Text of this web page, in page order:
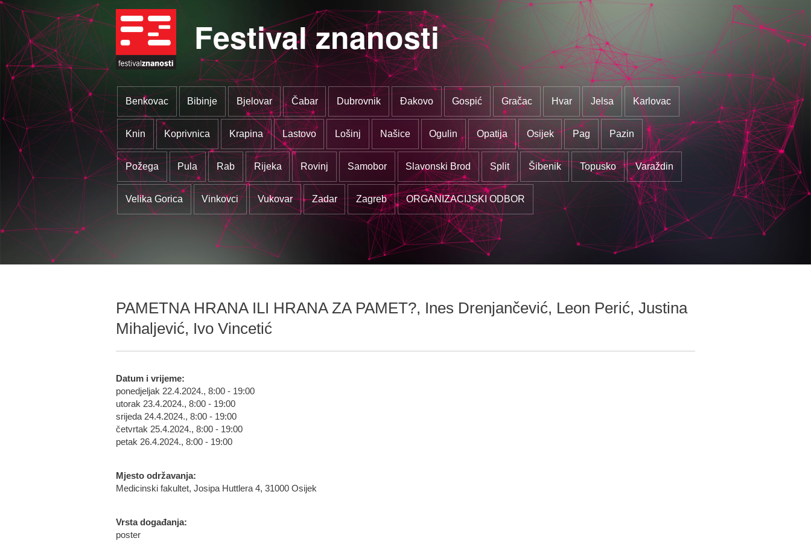
Festival znanosti
Benkovac Bibinje Bjelovar Čabar Dubrovnik Đakovo Gospić Gračac Hvar Jelsa Karlovac
Knin Koprivnica Krapina Lastovo Lošinj Našice Ogulin Opatija Osijek Pag Pazin
Požega Pula Rab Rijeka Rovinj Samobor Slavonski Brod Split Šibenik Topusko Varaždin
Velika Gorica Vinkovci Vukovar Zadar Zagreb ORGANIZACIJSKI ODBOR
PAMETNA HRANA ILI HRANA ZA PAMET?, Ines Drenjančević, Leon Perić, Justina
Mihaljević, Ivo Vincetić
Datum i vrijeme:
ponedjeljak 22.4.2024., 8:00 - 19:00
utorak 23.4.2024., 8:00 - 19:00
srijeda 24.4.2024., 8:00 - 19:00
četvrtak 25.4.2024., 8:00 - 19:00
petak 26.4.2024., 8:00 - 19:00
Mjesto održavanja:
Medicinski fakultet, Josipa Huttlera 4, 31000 Osijek
Vrsta događanja:
poster